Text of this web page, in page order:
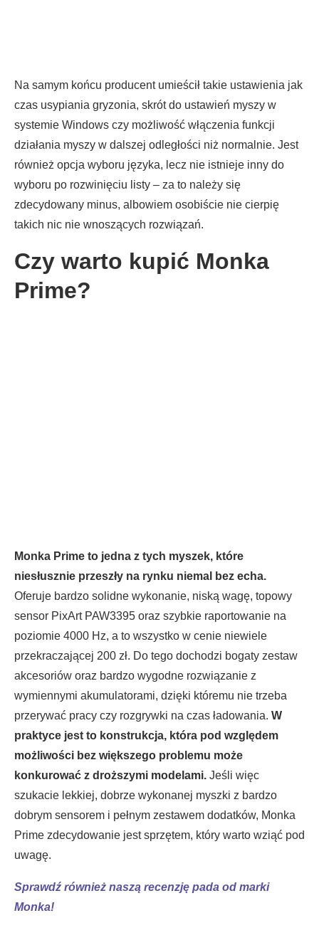
Na samym końcu producent umieścił takie ustawienia jak
czas usypiania gryzonia, skrót do ustawień myszy w
systemie Windows czy możliwość włączenia funkcji
działania myszy w dalszej odległości niż normalnie. Jest
również opcja wyboru języka, lecz nie istnieje inny do
wyboru po rozwinięciu listy – za to należy się
zdecydowany minus, albowiem osobiście nie cierpię
takich nic nie wnoszących rozwiązań.
Czy warto kupić Monka
Prime?
Monka Prime to jedna z tych myszek, które
niesłusznie przeszły na rynku niemal bez echa.
Oferuje bardzo solidne wykonanie, niską wagę, topowy
sensor PixArt PAW3395 oraz szybkie raportowanie na
poziomie 4000 Hz, a to wszystko w cenie niewiele
przekraczającej 200 zł. Do tego dochodzi bogaty zestaw
akcesoriów oraz bardzo wygodne rozwiązanie z
wymiennymi akumulatorami, dzięki któremu nie trzeba
przerywać pracy czy rozgrywki na czas ładowania. W
praktyce jest to konstrukcja, która pod względem
możliwości bez większego problemu może
konkurować z droższymi modelami. Jeśli więc
szukacie lekkiej, dobrze wykonanej myszki z bardzo
dobrym sensorem i pełnym zestawem dodatków, Monka
Prime zdecydowanie jest sprzętem, który warto wziąć pod
uwagę.
Sprawdź również naszą recenzję pada od marki
Monka!